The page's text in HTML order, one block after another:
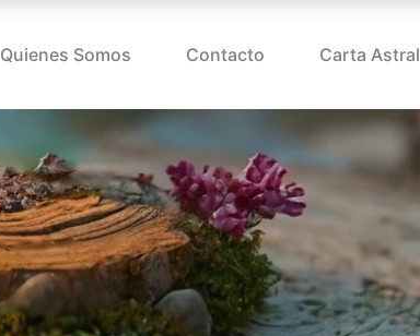
Quienes Somos Contacto Carta Astral